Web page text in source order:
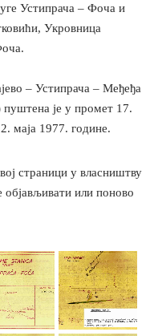
Устипрача – Фоча и
Укровница
– Устипрача – Међеђа
је у промет 17.
маја 1977. године.
страници у власништву
или поново